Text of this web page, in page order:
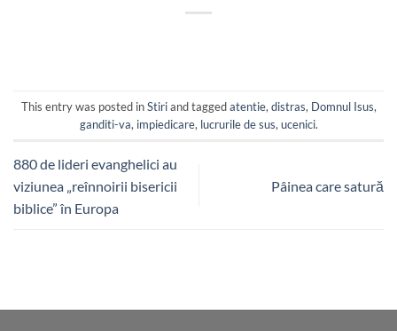
This entry was posted inStiriand taggedatentie, distras, Domnul Isus,
ganditi-va, impiedicare, lucrurile de sus, ucenici.
880 de lideri evanghelici au
viziunea „reînnoirii bisericii
biblice” în Europa
Pâinea care satură